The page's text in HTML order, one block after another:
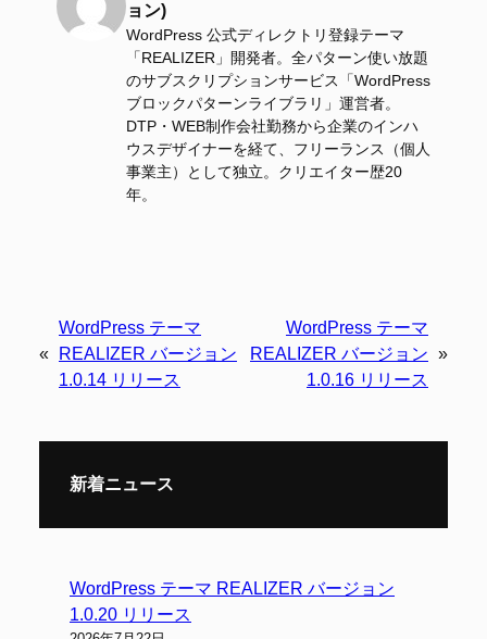
ョン)
WordPress 公式ディレクトリ登録テーマ
「REALIZER」開発者。全パターン使い放題
のサブスクリプションサービス「WordPress
ブロックパターンライブラリ」運営者。
DTP・WEB制作会社勤務から企業のインハ
ウスデザイナーを経て、フリーランス（個人
事業主）として独立。クリエイター歴20
年。
«
WordPress テーマ
REALIZER バージョン
1.0.14 リリース
WordPress テーマ
REALIZER バージョン
1.0.16 リリース
»
新着ニュース
WordPress テーマ REALIZER バージョン
1.0.20 リリース